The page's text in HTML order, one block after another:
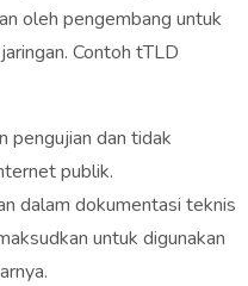
oleh pengembang untuk
Contoh tTLD
pengujian dan tidak
publik.
dalam dokumentasi teknis
untuk digunakan